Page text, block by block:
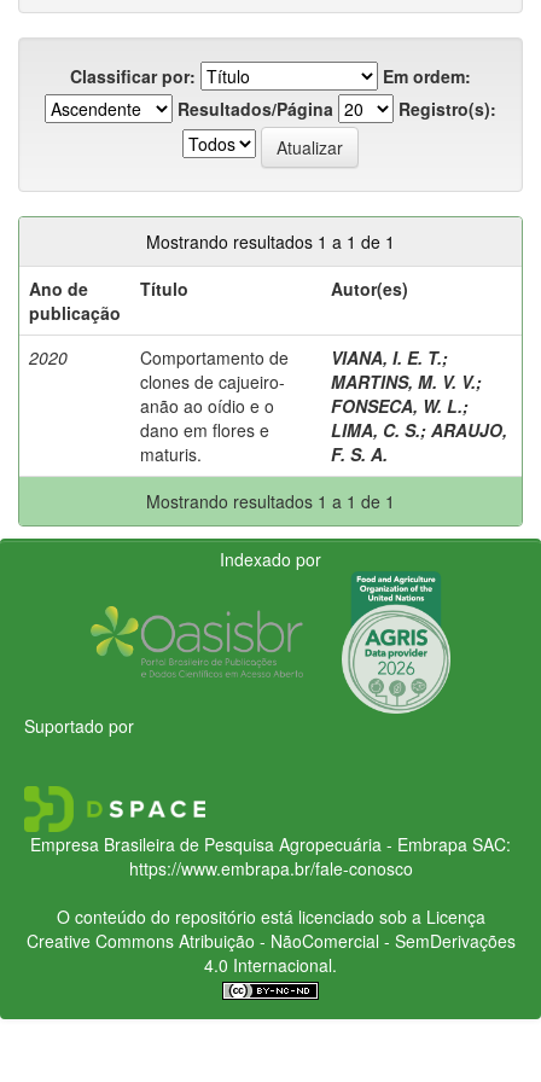
Classificar por:
Em ordem:
Resultados/Página
Registro(s):
Mostrando resultados 1 a 1 de 1
Ano de
publicação
Título Autor(es)
2020
Comportamento de
clones de cajueiro-
anão ao oídio e o
dano em flores e
maturis.
VIANA, I. E. T.;
MARTINS, M. V. V.;
FONSECA, W. L.;
LIMA, C. S.; ARAUJO,
F. S. A.
Mostrando resultados 1 a 1 de 1
Indexado por
Suportado por
Empresa Brasileira de Pesquisa Agropecuária - Embrapa SAC:
https://www.embrapa.br/fale-conosco
O conteúdo do repositório está licenciado sob a Licença
Creative CommonsAtribuição - NãoComercial - SemDerivações
4.0 Internacional.